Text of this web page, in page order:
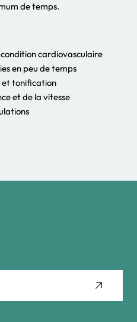
de temps.
cardiovasculaire
en peu de temps
et tonification
et de la vitesse